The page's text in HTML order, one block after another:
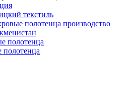
текстиль
полотенца производство
полотенца